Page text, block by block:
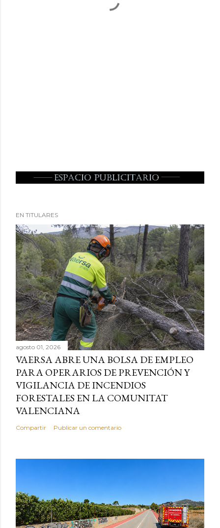
EN TITULARES
agosto 01, 2026
VAERSA ABRE UNA BOLSA DE EMPLEO
PARA OPERARIOS DE PREVENCIÓN Y
VIGILANCIA DE INCENDIOS
FORESTALES EN LA COMUNITAT
VALENCIANA
Compartir Publicar un comentario